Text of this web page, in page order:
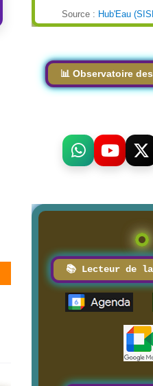
Source : Hub'Eau
📊 Observatoire
📚 Lecteur de la